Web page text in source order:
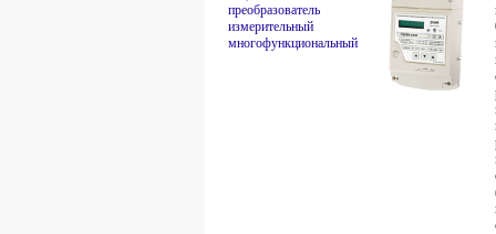
преобразователь
измерительный
многофункциональный